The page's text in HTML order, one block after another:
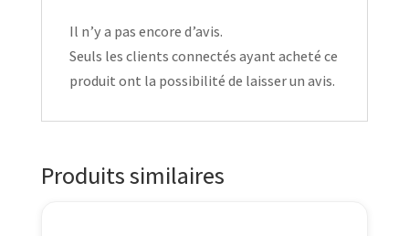
Il n’y a pas encore d’avis.
Seuls les clients connectés ayant acheté ce
produit ont la possibilité de laisser un avis.
Produits similaires